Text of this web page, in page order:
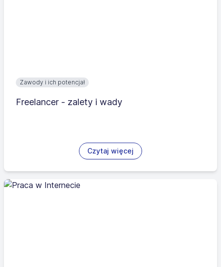
Zawody i ich potencjał
Freelancer - zalety i wady
Czytaj więcej